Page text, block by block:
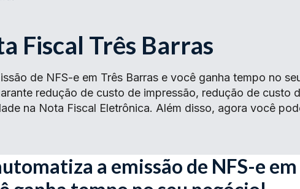
Fiscal Três Barras
de NFS-e em Três Barras e você ganha tempo no
redução de custo de impressão, redução de custo
na Nota Fiscal Eletrônica. Além disso, agora você
a emissão de NFS-e em